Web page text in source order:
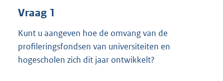
K
b
Vraag 1
Kunt u aangeven hoe de omvang van de
profileringsfondsen van universiteiten en
hogescholen zich dit jaar ontwikkelt?